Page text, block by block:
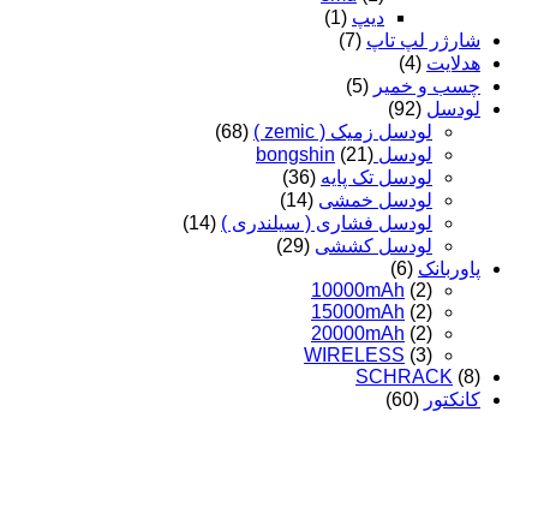
دیپ (1)
شارژر لپ تاپ (7)
هدلایت (4)
چسب و خمیر (5)
لودسل (92)
لودسل زمیک ( zemic )
(68)
لودسل bongshin (21)
لودسل تک پایه (36)
لودسل خمشی (14)
لودسل فشاری ( سیلندری ) (14)
لودسل کششی (29)
پاوربانک (6)
10000mAh (2)
15000mAh (2)
20000mAh (2)
WIRELESS (3)
SCHRACK (8)
کانکتور (60)